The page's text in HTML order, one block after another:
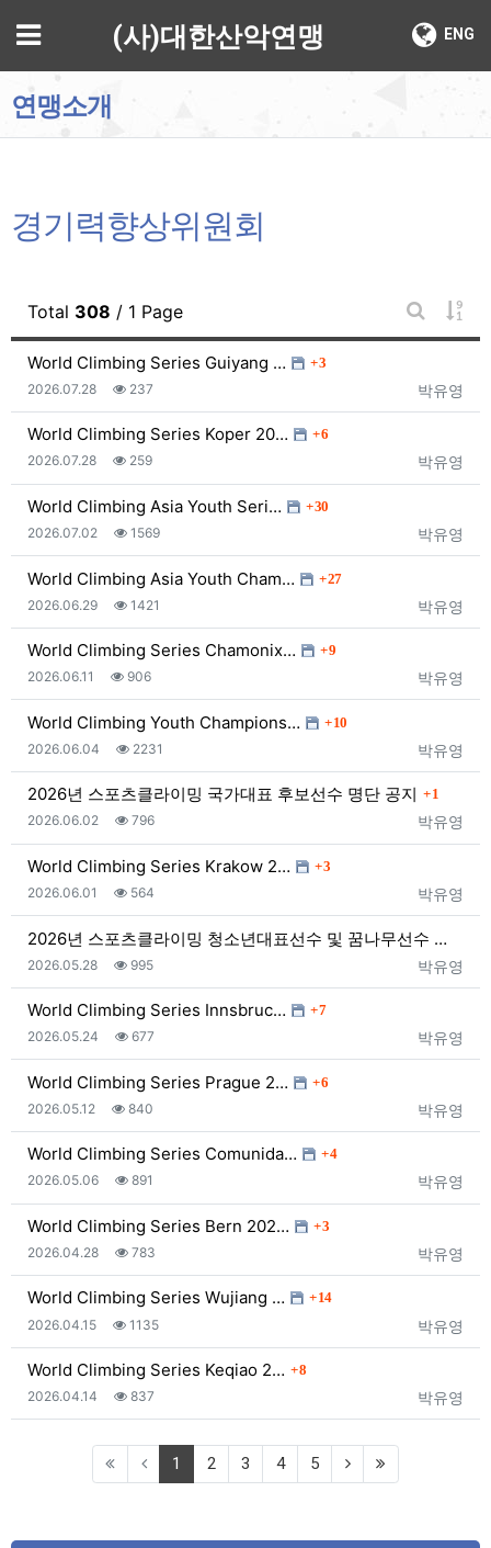
메뉴 ENG
(사)대한산악연맹
연맹소개
경기력향상위원회
Total 308 / 1 Page
게시판 검
게
World Climbing Series Guiyang … 댓글
3
등록자
박유영
등록일
2026.07.28 조회
237
World Climbing Series Koper 20… 댓글
6
등록자
박유영
등록일
2026.07.28 조회
259
World Climbing Asia Youth Seri… 댓글
30
등록자
박유영
등록일
2026.07.02 조회
1569
World Climbing Asia Youth Cham… 댓글
27
등록자
박유영
등록일
2026.06.29 조회
1421
World Climbing Series Chamonix… 댓글
9
등록자
박유영
등록일
2026.06.11 조회
906
World Climbing Youth Champions… 댓글
10
등록자
박유영
등록일
2026.06.04 조회
2231
2026년 스포츠클라이밍 국가대표 후보선수 명단 공지 댓글
1
등록자
박유영
등록일
2026.06.02 조회
796
World Climbing Series Krakow 2… 댓글
3
등록자
박유영
등록일
2026.06.01 조회
564
2026년 스포츠클라이밍 청소년대표선수 및 꿈나무선수 …
등록자
박유영
등록일
2026.05.28 조회
995
World Climbing Series Innsbruc… 댓글
7
등록자
박유영
등록일
2026.05.24 조회
677
World Climbing Series Prague 2… 댓글
6
등록자
박유영
등록일
2026.05.12 조회
840
World Climbing Series Comunida… 댓글
4
등록자
박유영
등록일
2026.05.06 조회
891
World Climbing Series Bern 202… 댓글
3
등록자
박유영
등록일
2026.04.28 조회
783
World Climbing Series Wujiang … 댓글
14
등록자
박유영
등록일
2026.04.15 조회
1135
World Climbing Series Keqiao 2… 댓글
8
등록자
박유영
등록일
2026.04.14 조회
837
1 (current)
2 3 4 5